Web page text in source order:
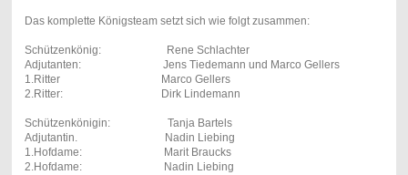
Das komplette Königsteam setzt sich wie folgt zusammen:
Schützenkönig: Rene Schlachter
Adjutanten: Jens Tiedemann und Marco Gellers
1.Ritter Marco Gellers
2.Ritter: Dirk Lindemann
Schützenkönigin: Tanja Bartels
Adjutantin. Nadin Liebing
1.Hofdame: Marit Braucks
2.Hofdame: Nadin Liebing